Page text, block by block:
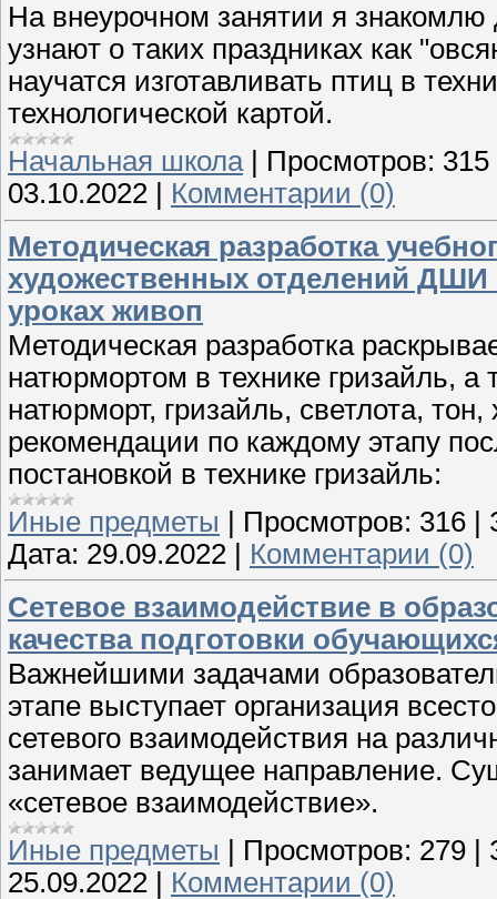
На внеурочном занятии я знакомлю
узнают о таких праздниках как
научатся изготавливать птиц в
технологической картой.
Начальная школа| Просмотров: 315
03.10.2022
Комментарии (0)
Методическая разработка
художественных отделений ДШИ
уроках живоп
Методическая разработка
натюрмортом в технике гризайль,
натюрморт, гризайль, светлота,
рекомендации по каждому этапу
постановкой в технике гризайль:
Иные предметы
Просмотров: 316
Дата: 29.09.2022
Комментарии (0)
Сетевое взаимодействие в
качества подготовки
Важнейшими задачами
этапе выступает организация
сетевого взаимодействия на
занимает ведущее направление.
«сетевое взаимодействие».
Иные предметы | Просмотров: 279 |
25.09.2022 | Комментарии (0)